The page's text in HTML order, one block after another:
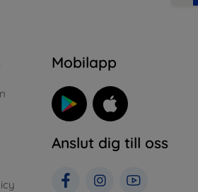
Mobilapp
Anslut dig till oss